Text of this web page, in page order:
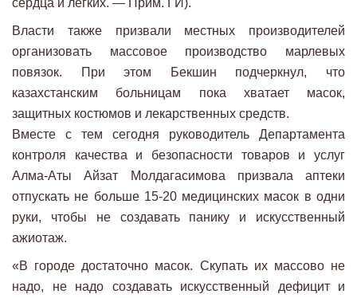
сердца и легких. — Прим. ГИ).
Власти также призвали местных производителей
организовать массовое производство марлевых
повязок. При этом Бекшин подчеркнул, что
казахстанским больницам пока хватает масок,
защитных костюмов и лекарственных средств.
Вместе с тем сегодня руководитель Департамента
контроля качества и безопасности товаров и услуг
Алма-Аты Айзат Молдагасимова призвала аптеки
отпускать не больше 15-20 медицинских масок в одни
руки, чтобы не создавать панику и искусственный
ажиотаж.
«В городе достаточно масок. Скупать их массово не
надо, не надо создавать искусственный дефицит и